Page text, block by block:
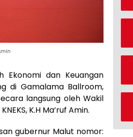
Ekonomi dan Keuangan
di Gamalama Ballroom,
langsung oleh Wakil
K.H Ma’ruf Amin.
gubernur Malut nomor: